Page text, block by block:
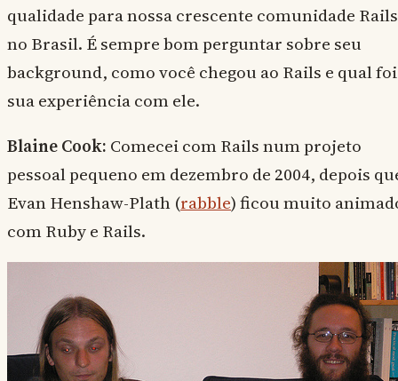
qualidade para nossa crescente comunidade Rails
no Brasil. É sempre bom perguntar sobre seu
background, como você chegou ao Rails e qual foi
sua experiência com ele.
Blaine Cook: Comecei com Rails num projeto
pessoal pequeno em dezembro de 2004, depois
Evan Henshaw-Plath (rabble) ficou muito
com Ruby e Rails.